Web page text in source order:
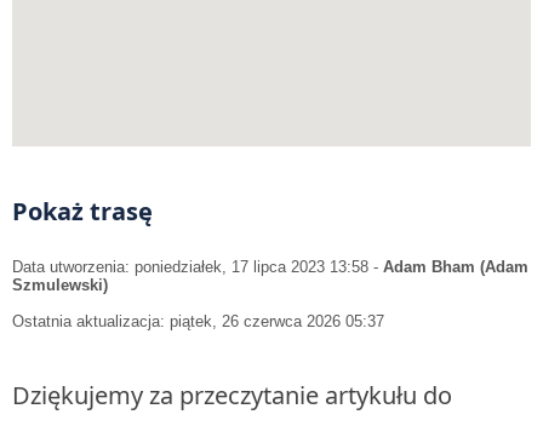
Pokaż trasę
Data utworzenia: poniedziałek, 17 lipca 2023 13:58 - Adam Bham (Adam
Szmulewski)
Ostatnia aktualizacja: piątek, 26 czerwca 2026 05:37
Dziękujemy za przeczytanie artykułu do